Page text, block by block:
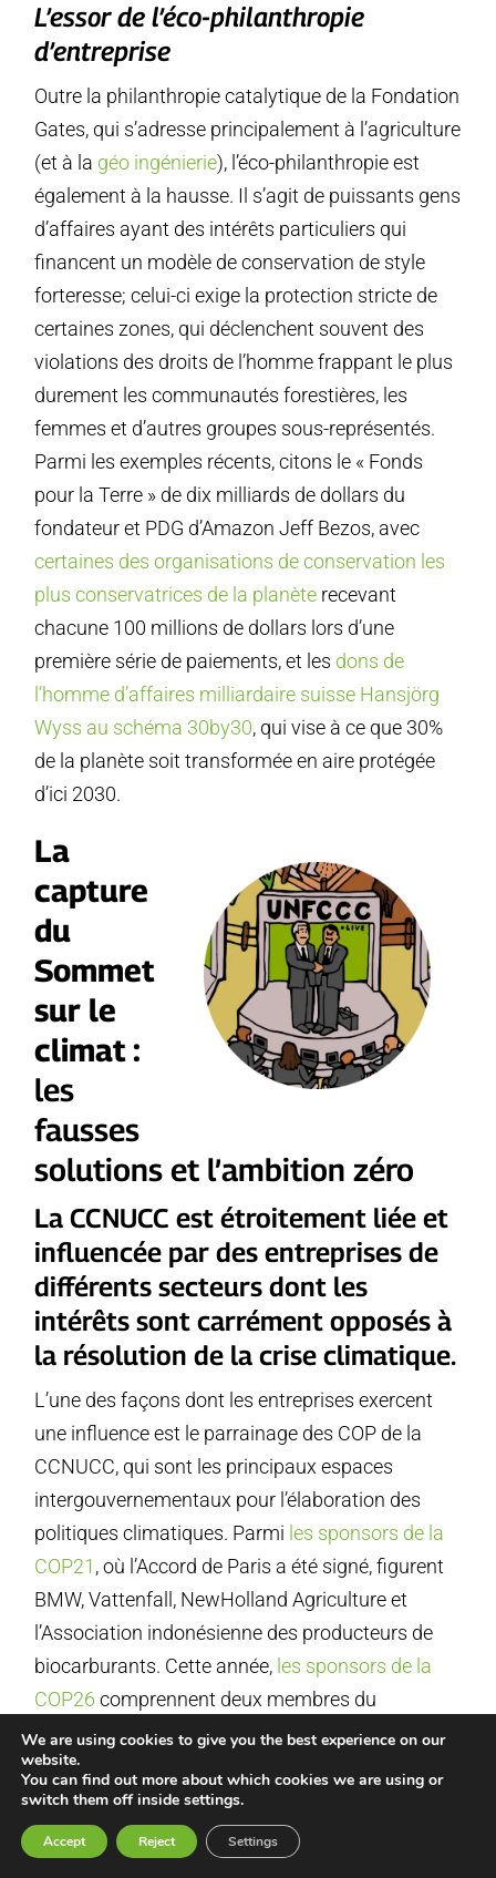
L’essor de l’éco-philanthropie
d’entreprise
Outre la philanthropie catalytique de la Fondation
Gates, qui s’adresse principalement à l’agriculture
(et à la géo ingénierie), l’éco-philanthropie est
également à la hausse. Il s’agit de puissants gens
d’affaires ayant des intérêts particuliers qui
financent un modèle de conservation de style
forteresse; celui-ci exige la protection stricte de
certaines zones, qui déclenchent souvent des
violations des droits de l’homme frappant le plus
durement les communautés forestières, les
femmes et d’autres groupes sous-représentés.
Parmi les exemples récents, citons le « Fonds
pour la Terre » de dix milliards de dollars du
fondateur et PDG d’Amazon Jeff Bezos, avec
certaines des organisations de conservation les
plus conservatrices de la planète recevant
chacune 100 millions de dollars lors d’une
première série de paiements, et les dons de
l’homme d’affaires milliardaire suisse Hansjörg
Wyss au schéma 30by30, qui vise à ce que 30%
de la planète soit transformée en aire protégée
d’ici 2030.
La
capture
du
Sommet
sur le
climat :
les
fausses
solutions et l’ambition zéro
La CCNUCC est étroitement liée et
influencée par des entreprises de
différents secteurs dont les
intérêts sont carrément opposés à
la résolution de la crise climatique.
L’une des façons dont les entreprises exercent
une influence est le parrainage des COP de la
CCNUCC, qui sont les principaux espaces
intergouvernementaux pour l’élaboration des
politiques climatiques. Parmi les sponsors de la
COP21 , où l’Accord de Paris a été signé, figurent
BMW, Vattenfall, NewHolland Agriculture et
l’Association indonésienne des producteurs de
biocarburants. Cette année, les sponsors de la
COP26 comprennent deux membres du
Partenariat Zéro Carbone Humber dirigé par
Drax, SSE et National Grid. Le Partnership
Humber a demandé des millions de fonds publics
pour développer un projet pilote de bioénergie
avec captage et stockage du carbone, une
We are using cookies to give you the best experience on our
website.
You can find out more about which cookies we are using or
switch them off inside settings.
Accept Reject Settings